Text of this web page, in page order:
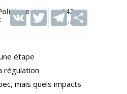
143
Vues
V T T
a
étape
régulation
mais quels impacts